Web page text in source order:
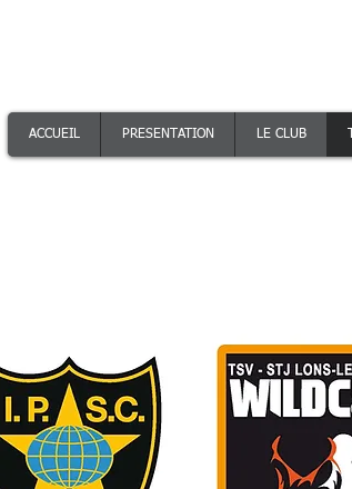
ACCUEIL PRESENTATION LE CLUB